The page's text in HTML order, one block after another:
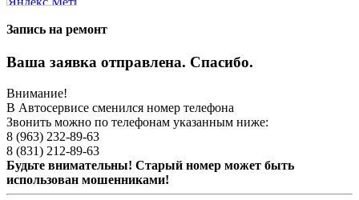
Запись на ремонт
Ваша заявка отправлена. Спасибо.
Внимание!
В Автосервисе сменился номер телефона
Звонить можно по телефонам указанным ниже:
8 (963) 232-89-63
8 (831) 212-89-63
Будьте внимательны! Старый номер может быть
использован мошенниками!